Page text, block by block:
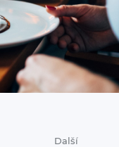
Další